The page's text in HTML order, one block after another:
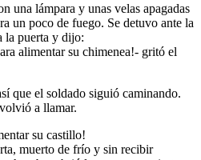
una lámpara y unas velas apagadas
un poco de fuego. Se detuvo ante la
la puerta y dijo:
alimentar su chimenea!- gritó el
que el soldado siguió caminando.
a llamar.
su castillo!
muerto de frío y sin recibir